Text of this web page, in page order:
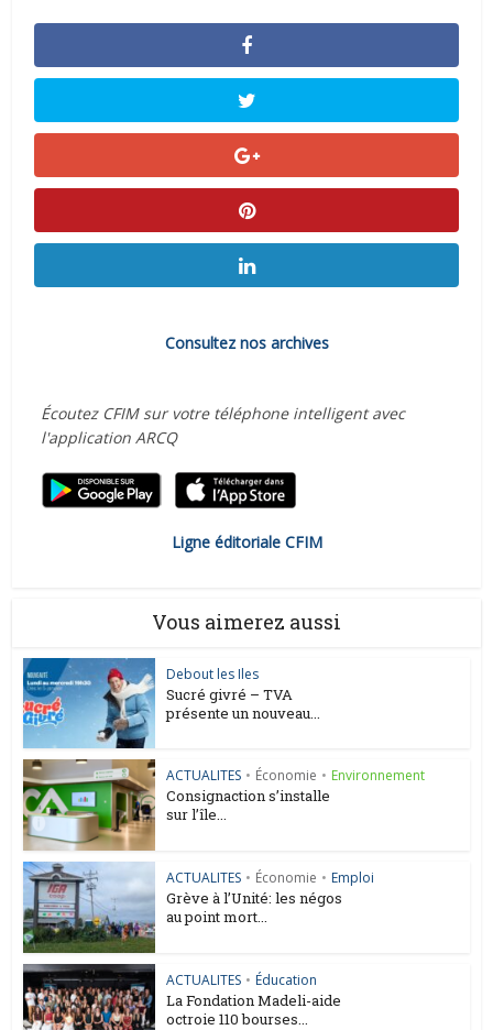
Consultez nos archives
Écoutez CFIM sur votre téléphone intelligent avec
l'application ARCQ
Ligne éditoriale CFIM
Vous aimerez aussi
Debout les Iles
Sucré givré – TVA
présente un nouveau...
ACTUALITES • Économie • Environnement
Consignaction s’installe
sur l’île...
ACTUALITES • Économie • Emploi
Grève à l’Unité: les négos
au point mort...
ACTUALITES • Éducation
La Fondation Madeli-aide
octroie 110 bourses...